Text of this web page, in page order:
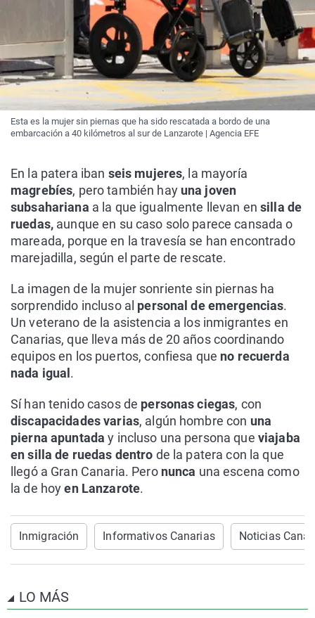
Esta es la mujer sin piernas que ha sido rescatada a bordo de una
embarcación a 40 kilómetros al sur de Lanzarote | Agencia EFE
En la patera iban seis mujeres, la mayoría
magrebíes, pero también hay una joven
subsahariana a la que igualmente llevan ensilla de
ruedas,aunque en su caso solo parece cansada o
mareada, porque en la travesía se han encontrado
marejadilla, según el parte de rescate.
La imagen de la mujer sonriente sin piernas ha
sorprendido incluso al personal de emergencias.
Un veterano de la asistencia a los inmigrantes en
Canarias, que lleva más de 20 años coordinando
equipos en los puertos, confiesa que no recuerda
nada igual .
Sí han tenido casos de personas ciegas, con
discapacidades varias, algún hombre con una
pierna apuntada y incluso una persona que viajaba
en silla de ruedas dentro de la patera con la que
llegó a Gran Canaria. Pero nunca una escena como
la de hoyen Lanzarote.
Inmigración Informativos Canarias Noticias
LO MÁS